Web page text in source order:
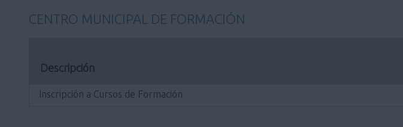
CENTRO MUNICIPAL DE FORMACIÓN
Descripción
Inscripción a Cursos de Formación